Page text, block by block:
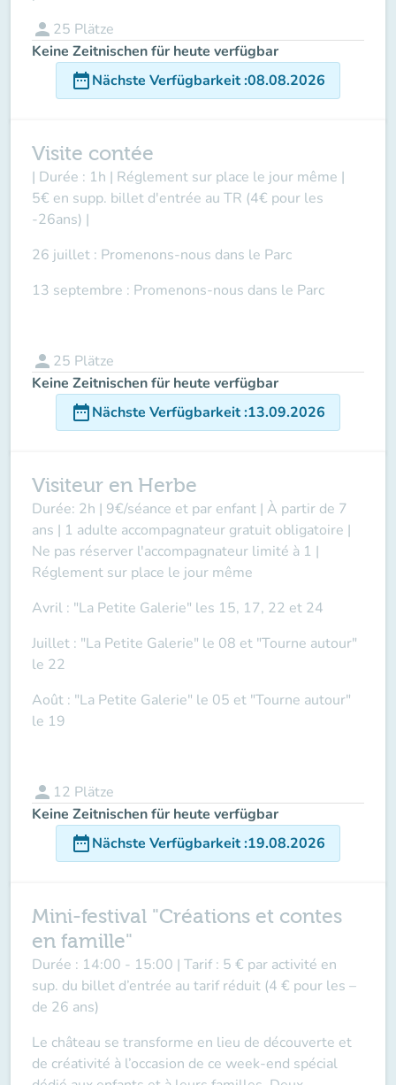
person 25 Plätze
Keine Zeitnischen für heute verfügbar
date_rangeNächste Verfügbarkeit:08.08.2026
Visite contée
| Durée : 1h | Réglement sur place le jour même |
5€ en supp. billet d'entrée au TR (4€ pour les
-26ans) |
26 juillet : Promenons-nous dans le Parc
13 septembre : Promenons-nous dans le Parc
person 25 Plätze
Keine Zeitnischen für heute verfügbar
date_rangeNächste Verfügbarkeit:13.09.2026
Visiteur en Herbe
Durée: 2h | 9€/séance et par enfant | À partir de 7
ans | 1 adulte accompagnateur gratuit obligatoire |
Ne pas réserver l'accompagnateur limité à 1 |
Réglement sur place le jour même
Avril : "La Petite Galerie" les 15, 17, 22 et 24
Juillet : "La Petite Galerie" le 08 et "Tourne autour"
le 22
Août : "La Petite Galerie" le 05 et "Tourne autour"
le 19
person 12 Plätze
Keine Zeitnischen für heute verfügbar
date_rangeNächste Verfügbarkeit:19.08.2026
Mini-festival "Créations et contes
en famille"
Durée : 14:00 - 15:00 | Tarif : 5 € par activité en
sup. du billet d’entrée au tarif réduit (4 € pour les –
de 26 ans)
Le château se transforme en lieu de découverte et
de créativité à l’occasion de ce week-end spécial